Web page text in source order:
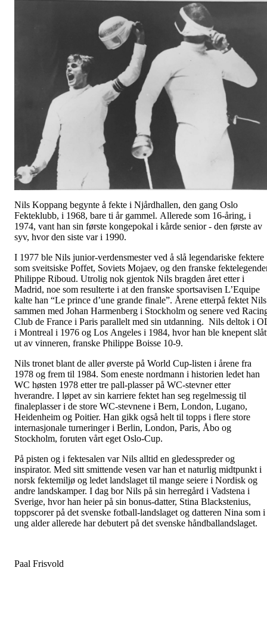
Nils Koppang begynte å fekte i Njårdhallen, den gang Oslo
Fekteklubb, i 1968, bare ti år gammel. Allerede som 16-åring, i
1974, vant han sin første kongepokal i kårde senior - den første av
syv, hvor den siste var i 1990.
I 1977 ble Nils junior-verdensmester ved å slå legendariske fektere
som sveitsiske Poffet, Soviets Mojaev, og den franske
Philippe Riboud. Utrolig nok gjentok Nils bragden året etter i
Madrid, noe som resulterte i at den franske sportsavisen L’Equipe
kalte han “Le prince d’une grande finale”. Årene etterpå fektet Nils
sammen med Johan Harmenberg i Stockholm og senere ved
Club de France i Paris parallelt med sin utdanning. Nils deltok i
i Montreal i 1976 og Los Angeles i 1984, hvor han ble knepent
ut av vinneren, franske Philippe Boisse 10-9.
Nils tronet blant de aller øverste på World Cup-listen i årene fra
1978 og frem til 1984. Som eneste nordmann i historien ledet han
WC høsten 1978 etter tre pall-plasser på WC-stevner etter
hverandre. I løpet av sin karriere fektet han seg regelmessig til
finaleplasser i de store WC-stevnene i Bern, London, Lugano,
Heidenheim og Poitier. Han gikk også helt til topps i flere store
internasjonale turneringer i Berlin, London, Paris, Åbo og
Stockholm, foruten vårt eget Oslo-Cup.
På pisten og i fektesalen var Nils alltid en gledesspreder og
inspirator. Med sitt smittende vesen var han et naturlig midtpunkt i
norsk fektemiljø og ledet landslaget til mange seiere i Nordisk og
andre landskamper. I dag bor Nils på sin herregård i Vadstena i
Sverige, hvor han heier på sin bonus-datter, Stina Blackstenius,
toppscorer på det svenske fotball-landslaget og datteren Nina som i
ung alder allerede har debutert på det svenske håndballandslaget.
Paal Frisvold